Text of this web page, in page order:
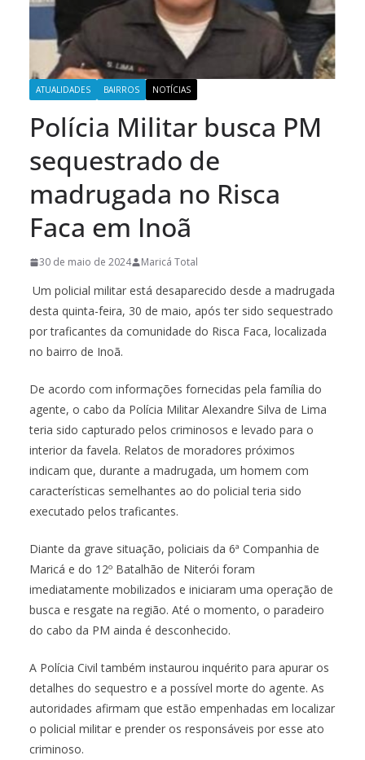
ATUALIDADES BAIRROS NOTÍCIAS
Polícia Militar busca PM
sequestrado de
madrugada no Risca
Faca em Inoã
30 de maio de 2024 Maricá Total
Um policial militar está desaparecido desde a madrugada
desta quinta-feira, 30 de maio, após ter sido sequestrado
por traficantes da comunidade do Risca Faca, localizada
no bairro de Inoã.
De acordo com informações fornecidas pela família do
agente, o cabo da Polícia Militar Alexandre Silva de Lima
teria sido capturado pelos criminosos e levado para o
interior da favela. Relatos de moradores próximos
indicam que, durante a madrugada, um homem com
características semelhantes ao do policial teria sido
executado pelos traficantes.
Diante da grave situação, policiais da 6ª Companhia de
Maricá e do 12º Batalhão de Niterói foram
imediatamente mobilizados e iniciaram uma operação de
busca e resgate na região. Até o momento, o paradeiro
do cabo da PM ainda é desconhecido.
A Polícia Civil também instaurou inquérito para apurar os
detalhes do sequestro e a possível morte do agente. As
autoridades afirmam que estão empenhadas em localizar
o policial militar e prender os responsáveis por esse ato
criminoso.